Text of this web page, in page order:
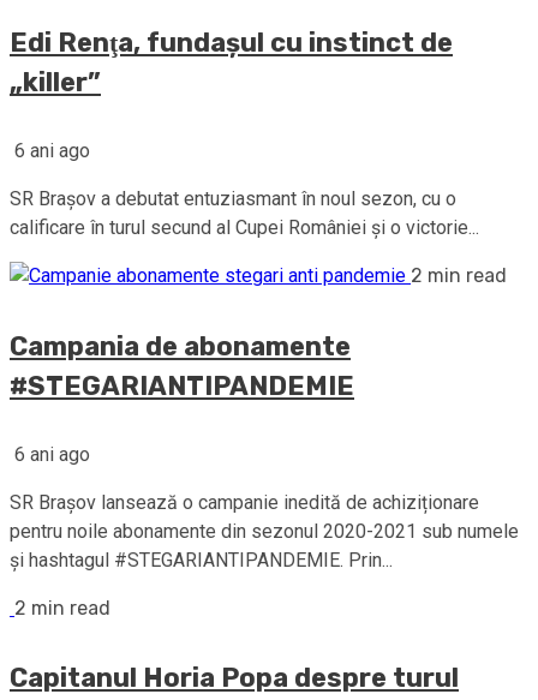
Edi Renţa, fundaşul cu instinct de
„killer”
6 ani ago
SR Braşov a debutat entuziasmant în noul sezon, cu o
calificare în turul secund al Cupei României şi o victorie...
2 min read
Campania de abonamente
#STEGARIANTIPANDEMIE
6 ani ago
SR Brașov lansează o campanie inedită de achiziționare
pentru noile abonamente din sezonul 2020-2021 sub numele
și hashtagul #STEGARIANTIPANDEMIE. Prin...
2 min read
Capitanul Horia Popa despre turul